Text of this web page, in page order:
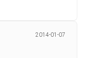
2014-01-07